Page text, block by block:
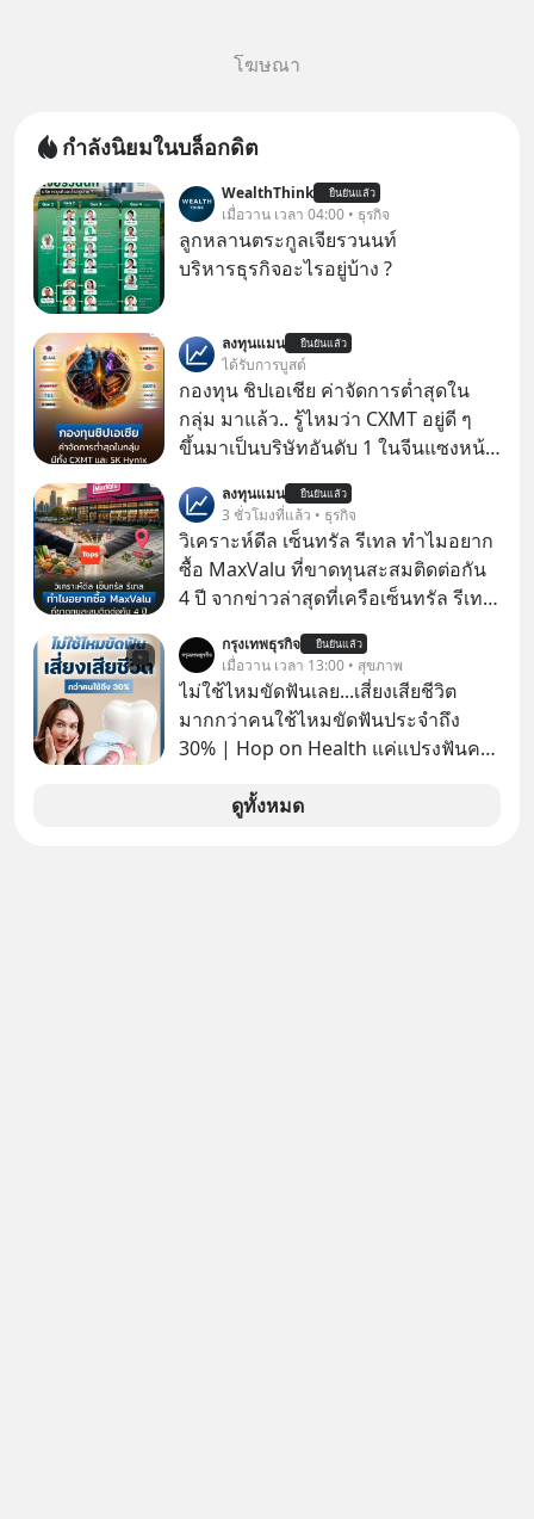
โฆษณา
กำลังนิยมในบล็อกดิต
WealthThink ยืนยันแล้ว
เมื่อวาน เวลา 04:00 • ธุรกิจ
ลูกหลานตระกูลเจียรวนนท์
บริหารธุรกิจอะไรอยู่บ้าง ?
ลงทุนแมน ยืนยันแล้ว
ได้รับการบูสต์
กองทุน ชิปเอเชีย ค่าจัดการต่ำสุดใน
กลุ่ม มาแล้ว.. รู้ไหมว่า CXMT อยู่ดี ๆ
ขึ้นมาเป็นบริษัทอันดับ 1 ในจีนแซงหน้า
บริษัทอันดับ 1 ในไต้หวันมานานแล้ว
ลงทุนแมน ยืนยันแล้ว
3 ชั่วโมงที่แล้ว • ธุรกิจ
วิเคราะห์ดีล เซ็นทรัล รีเทล ทำไมอยาก
ซื้อ MaxValu ที่ขาดทุนสะสมติดต่อกัน
4 ปี จากข่าวล่าสุดที่เครือเซ็นทรัล รีเทล
เปอร์มาร์เก็ต MaxValu ในประเทศไทย
ที่มีอยู่ทั้งหมด 30 สาขา และจะเปลี่ยน
MaxValu เป็นแบรนด์ Tops ทั้งหมด
กรุงเทพธุรกิจ ยืนยันแล้ว
เมื่อวาน เวลา 13:00 • สุขภาพ
ไม่ใช้ไหมขัดฟันเลย...เสี่ยงเสียชีวิต
มากกว่าคนใช้ไหมขัดฟันประจำถึง
30% | Hop on Health แค่แปรงฟันคง
อายุ 5,000 คน มีข้อมูลที่น่าสนใจเกี่ยว
ดูทั้งหมด